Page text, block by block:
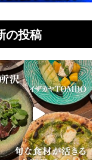
の投稿